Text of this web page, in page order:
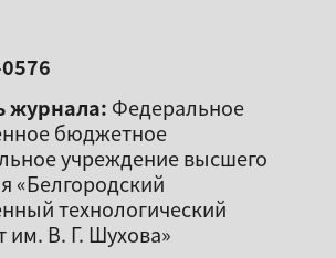
журнала: Федеральное
бюджетное
учреждение высшего
«Белгородский
технологический
им. В. Г. Шухова»